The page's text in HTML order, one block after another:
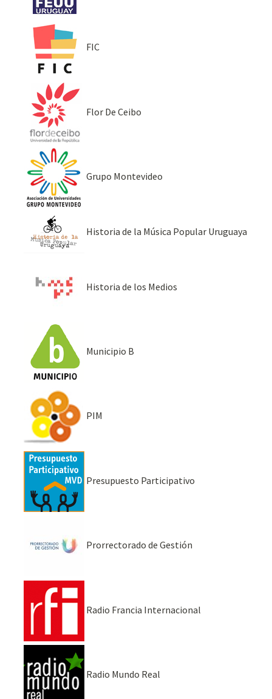
FIC
Flor De Ceibo
Grupo Montevideo
Historia de la Música Popular Uruguaya
Historia de los Medios
Municipio B
PIM
Presupuesto Participativo
Prorrectorado de Gestión
Radio Francia Internacional
Radio Mundo Real